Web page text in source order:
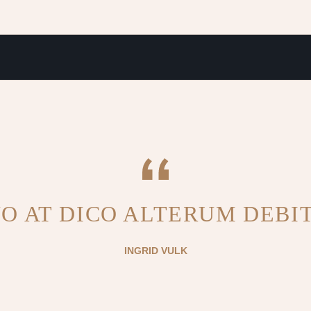
AT DICO ALTERUM
INGRID VULK